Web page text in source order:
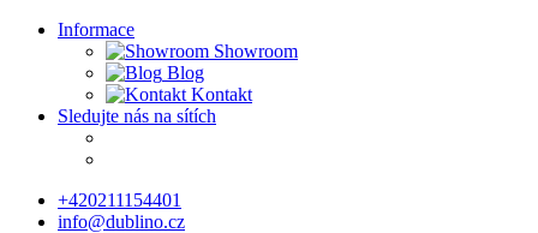
Informace
Showroom
Blog
Kontakt
Sledujte nás na sítích
+420211154401
info@dublino.cz